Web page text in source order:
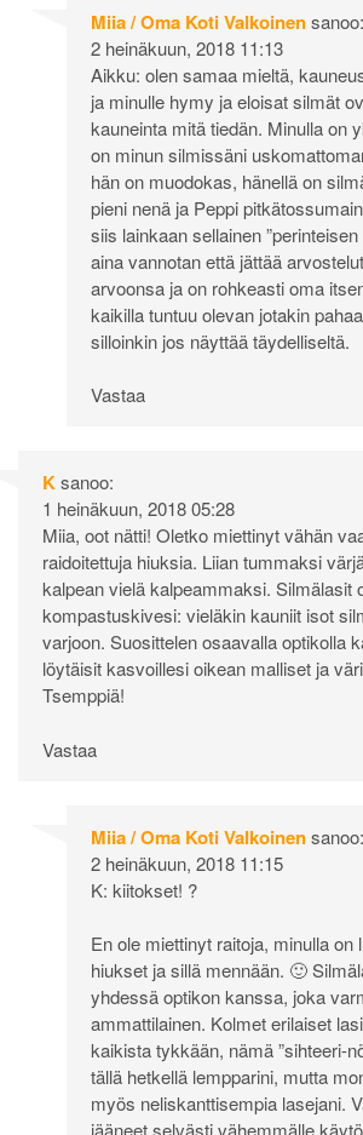
Miia / Oma Koti Valkoinensanoo:
2 heinäkuun, 2018 11:13
Aikku: olen samaa mieltä,
ja minulle hymy ja eloisat silmät
kauneinta mitä tiedän. Minulla on
on minun silmissäni
hän on muodokas, hänellä on
pieni nenä ja Peppi
siis lainkaan sellainen
aina vannotan että jättää
arvoonsa ja on rohkeasti oma
kaikilla tuntuu olevan jotakin
silloinkin jos näyttää täydelliseltä.
Vastaa
Ksanoo:
1 heinäkuun, 2018 05:28
Miia, oot nätti! Oletko miettinyt vähän
raidoitettuja hiuksia. Liian tummaksi
kalpean vielä kalpeammaksi. Silmälasit
kompastuskivesi: vieläkin kauniit isot
varjoon. Suosittelen osaavalla optikolla
löytäisit kasvoillesi oikean malliset ja
Tsemppiä!
Vastaa
Miia / Oma Koti Valkoinensanoo:
2 heinäkuun, 2018 11:15
K: kiitokset! ?
En ole miettinyt raitoja, minulla on
hiukset ja sillä mennään. 🙂
yhdessä optikon kanssa, joka
ammattilainen. Kolmet erilaiset
kaikista tykkään, nämä ”sihteeri-
tällä hetkellä lempparini, mutta
myös neliskanttisempia lasejani.
jääneet selvästi vähemmälle